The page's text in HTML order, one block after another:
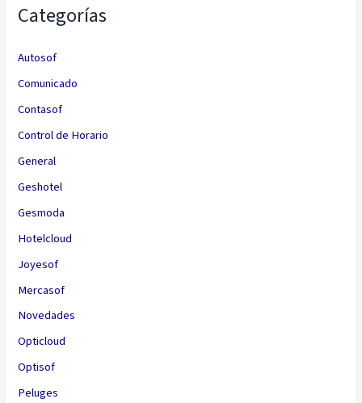
Categorías
Autosof
Comunicado
Contasof
Control de Horario
General
Geshotel
Gesmoda
Hotelcloud
Joyesof
Mercasof
Novedades
Opticloud
Optisof
Peluges